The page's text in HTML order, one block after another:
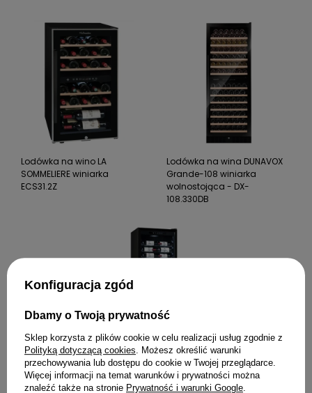
Lodówka na wino LA
SOMMELIERE winiarka
ECS31.2Z
Lodówka na wina DUNAVOX
Grande-108 winiarka
wolnostojąca - DX-
108.330DB
Lodówka na wino LA
SOMMELIERE winiarka
Konfiguracja zgód
Dbamy o Twoją prywatność
Sklep korzysta z plików cookie w celu realizacji usług zgodnie z
Polityką dotyczącą cookies . Możesz określić warunki
przechowywania lub dostępu do cookie w Twojej przeglądarce.
Więcej informacji na temat warunków i prywatności można
znaleźć także na stronie Prywatność i warunki Google